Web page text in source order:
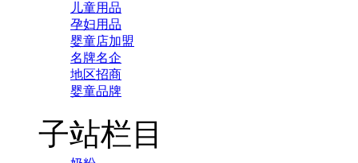
儿童用品
孕妇用品
婴童店加盟
名牌名企
地区招商
婴童品牌
子站栏目